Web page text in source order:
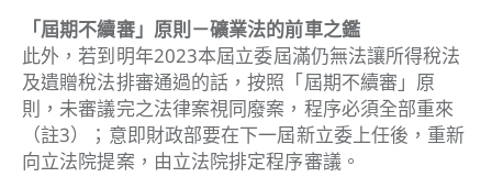
「屆期不續審」原則－礦業法的前車之鑑
此外，若到明年2023本屆立委屆滿仍無法讓所得稅法
及遺贈稅法排審通過的話，按照「屆期不續審」原
則，未審議完之法律案視同廢案，程序必須全部重來
（註3）
；意即財政部要在下一屆新立委上任後，重新
向立法院提案，由立法院排定程序審議。